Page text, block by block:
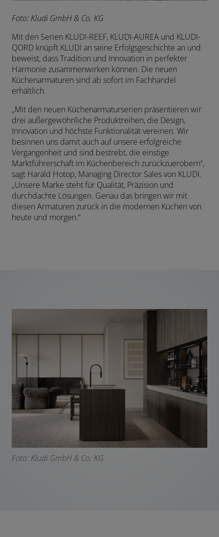
Foto: Kludi GmbH & Co. KG
Mit den Serien KLUDI-REEF, KLUDI-AUREA und KLUDI-
QORD knüpft KLUDI an seine Erfolgsgeschichte an und
beweist, dass Tradition und Innovation in perfekter
Harmonie zusammenwirken können. Die neuen
Küchenarmaturen sind ab sofort im Fachhandel
erhältlich.
„Mit den neuen Küchenarmaturserien präsentieren wir
drei außergewöhnliche Produktreihen, die Design,
Innovation und höchste Funktionalität vereinen. Wir
besinnen uns damit auch auf unsere erfolgreiche
Vergangenheit und sind bestrebt, die einstige
Marktführerschaft im Küchenbereich zurückzuerobern“,
sagt Harald Hotop, Managing Director Sales von KLUDI.
„Unsere Marke steht für Qualität, Präzision und
durchdachte Lösungen. Genau das bringen wir mit
diesen Armaturen zurück in die modernen Küchen von
heute und morgen.“
Foto: Kludi GmbH & Co. KG